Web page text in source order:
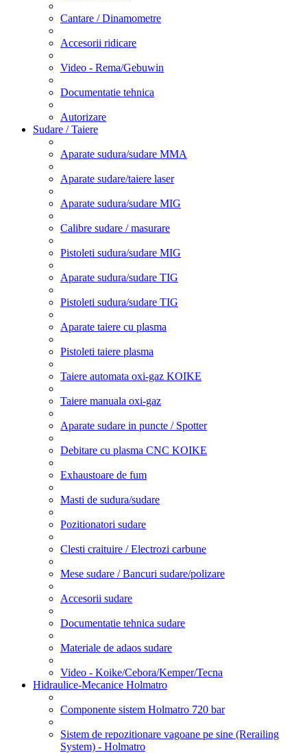
Cantare / Dinamometre
Accesorii ridicare
Video - Rema/Gebuwin
Documentatie tehnica
Autorizare
Sudare / Taiere
Aparate sudura/sudare MMA
Aparate sudare/taiere laser
Aparate sudura/sudare MIG
Calibre sudare / masurare
Pistoleti sudura/sudare MIG
Aparate sudura/sudare TIG
Pistoleti sudura/sudare TIG
Aparate taiere cu plasma
Pistoleti taiere plasma
Taiere automata oxi-gaz KOIKE
Taiere manuala oxi-gaz
Aparate sudare in puncte / Spotter
Debitare cu plasma CNC KOIKE
Exhaustoare de fum
Masti de sudura/sudare
Pozitionatori sudare
Clesti craituire / Electrozi carbune
Mese sudare / Bancuri sudare/polizare
Accesorii sudare
Documentatie tehnica sudare
Materiale de adaos sudare
Video - Koike/Cebora/Kemper/Tecna
Hidraulice-Mecanice Holmatro
Componente sistem Holmatro 720 bar
Sistem de repozitionare vagoane pe sine (Rerailing
System) - Holmatro